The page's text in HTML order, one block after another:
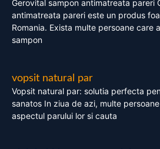
Gerovital sampon antimatreata pareri
antimatreata pareri este un produs
Romania. Exista multe persoane care
sampon
vopsit natural par
Vopsit natural par: solutia perfecta
sanatos In ziua de azi, multe
aspectul parului lor si cauta